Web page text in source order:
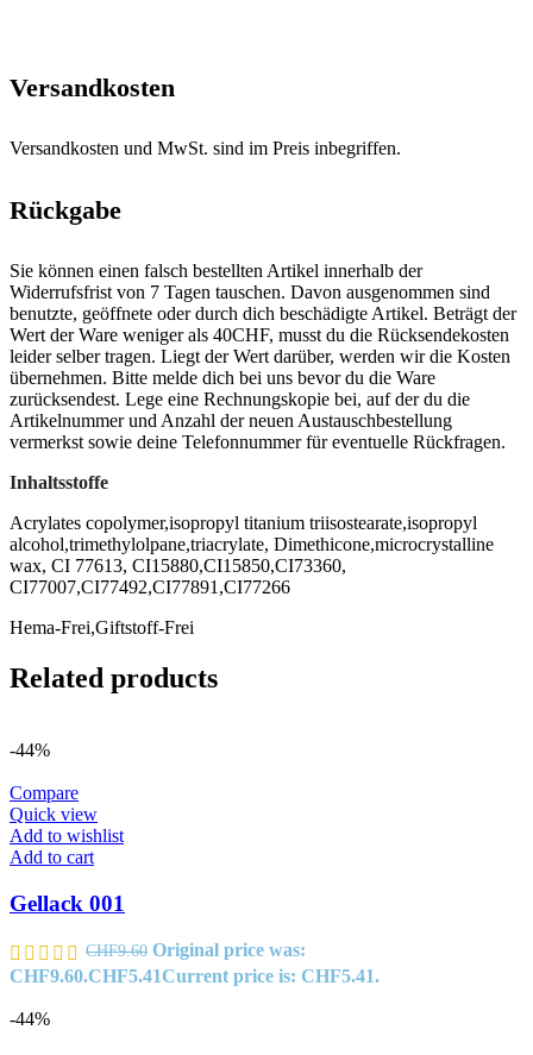
Versandkosten
Versandkosten und MwSt. sind im Preis inbegriffen.
Rückgabe
Sie können einen falsch bestellten Artikel innerhalb der
Widerrufsfrist von 7 Tagen tauschen. Davon ausgenommen sind
benutzte, geöffnete oder durch dich beschädigte Artikel. Beträgt der
Wert der Ware weniger als 40CHF, musst du die Rücksendekosten
leider selber tragen. Liegt der Wert darüber, werden wir die Kosten
übernehmen. Bitte melde dich bei uns bevor du die Ware
zurücksendest. Lege eine Rechnungskopie bei, auf der du die
Artikelnummer und Anzahl der neuen Austauschbestellung
vermerkst sowie deine Telefonnummer für eventuelle Rückfragen.
Inhaltsstoffe
Acrylates copolymer,isopropyl titanium triisostearate,isopropyl
alcohol,trimethylolpane,triacrylate, Dimethicone,microcrystalline
wax, CI 77613, CI15880,CI15850,CI73360,
CI77007,CI77492,CI77891,CI77266
Hema-Frei,Giftstoff-Frei
Related products
-44%
Compare
Quick view
Add to wishlist
Add to cart
Gellack 001
CHF9.60 Original price was:
CHF9.60.CHF5.41Current price is: CHF5.41.
-44%